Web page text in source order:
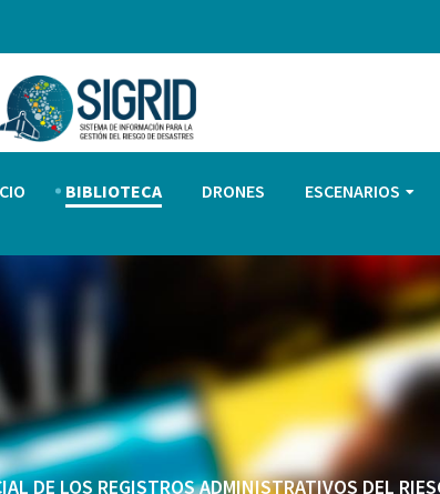
BIBLIOTECA DRONES ESCENARIOS
DE LOS REGISTROS ADMINISTRATIVOS DEL